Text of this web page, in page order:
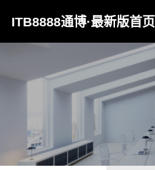
ITB8888通博·最新版首页